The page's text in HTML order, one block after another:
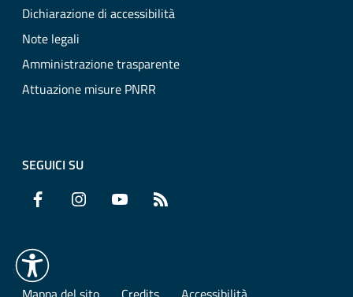
Dichiarazione di accessibilità
Note legali
Amministrazione trasparente
Attuazione misure PNRR
SEGUICI SU
Facebook Instagram YouTube